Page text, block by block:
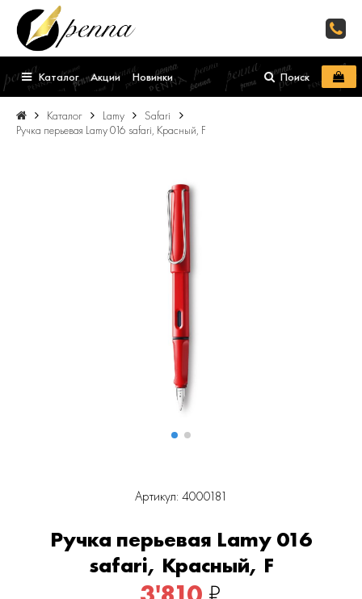
Каталог Акции Новинки Поиск
Каталог Lamy
Safari
Ручка перьевая Lamy 016 safari, Красный, F
Артикул: 4000181
Ручка перьевая Lamy 016
safari, Красный, F